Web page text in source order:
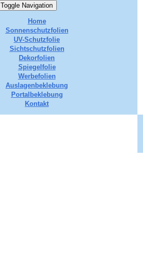
Toggle Navigation
Home
Sonnenschutzfolien
UV-Schutzfolie
Sichtschutzfolien
Dekorfolien
Spiegelfolie
Werbefolien
Auslagenbeklebung
Portalbeklebung
Kontakt